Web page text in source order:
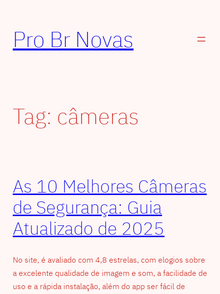
conteúdo
Pro Br Novas
Tag: câmeras
As 10 Melhores Câmeras
de Segurança: Guia
Atualizado de 2025
No site, é avaliado com 4,8 estrelas, com elogios sobre
a excelente qualidade de imagem e som, a facilidade de
uso e a rápida instalação, além do app ser fácil de